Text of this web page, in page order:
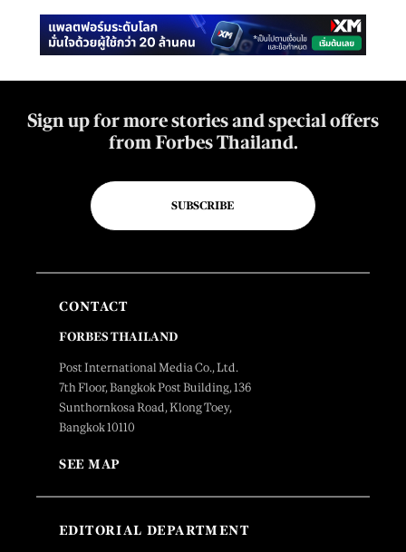
Sign up for more stories and special offers
from Forbes Thailand.
SUBSCRIBE
CONTACT
FORBES THAILAND
Post International Media Co., Ltd.
7th Floor, Bangkok Post Building, 136
Sunthornkosa Road, Klong Toey,
Bangkok 10110
SEE MAP
EDITORIAL DEPARTMENT